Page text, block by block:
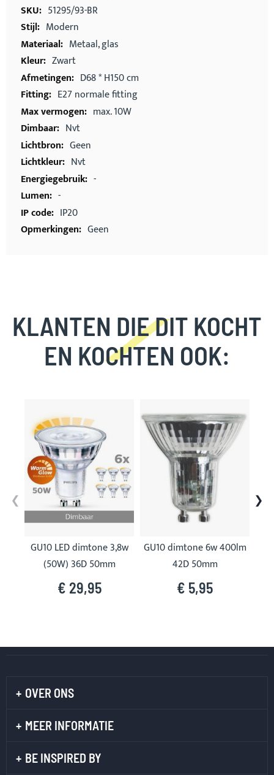
informatie51295/93-BR
Modern
Metaal, glas
Zwart
D68 * H150 cm
E27 normale fitting
max. 10W
Nvt
Geen
Nvt
-
-
IP20
Geen
KLANTEN DIE DIT KOCHT
EN KOCHTEN OOK:
carousel
GU10 LED dimtone 3,8w
(50W) 36D 50mm
€ 29,95
GU10 dimtone 6w 400lm
42D 50mm
€ 5,95
OVER ONS
MEER INFORMATIE
BE INSPIRED BY